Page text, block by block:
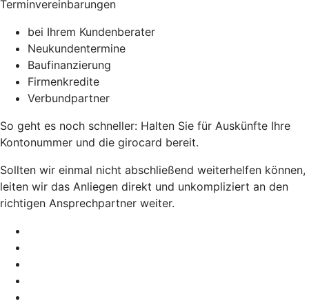
Terminvereinbarungen
bei Ihrem Kundenberater
Neukundentermine
Baufinanzierung
Firmenkredite
Verbundpartner
So geht es noch schneller: Halten Sie für Auskünfte Ihre
Kontonummer und die girocard bereit.
Sollten wir einmal nicht abschließend weiterhelfen können,
leiten wir das Anliegen direkt und unkompliziert an den
richtigen Ansprechpartner weiter.